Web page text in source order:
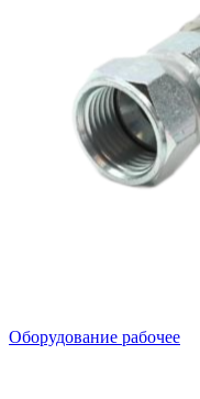
Оборудование рабочее